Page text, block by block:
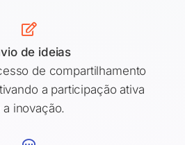
de ideias
de compartilhamento
a participação ativa
a inovação.